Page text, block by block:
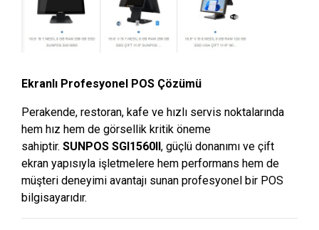
Ekranlı Profesyonel POS Çözümü
Perakende, restoran, kafe ve hızlı servis noktalarında
hem hız hem de görsellik kritik öneme
sahiptir. SUNPOS SGI1560II, güçlü donanımı ve çift
ekran yapısıyla işletmelere hem performans hem de
müşteri deneyimi avantajı sunan profesyonel bir POS
bilgisayarıdır.